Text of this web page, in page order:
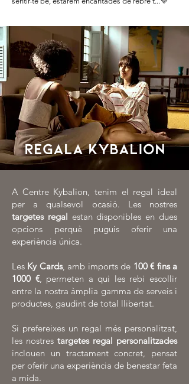
regala kybalion
A Centre Kybalion, tenim el regal ideal
per a qualsevol ocasió. Les nostres
targetes regal estan disponibles en dues
opcions perquè puguis oferir una
experiència única.
Les Ky Cards, amb imports de 100 € fins a
1000 €, permeten a qui les rebi escollir
entre la nostra àmplia gamma de serveis i
productes, gaudint de total llibertat.
Si prefereixes un regal més personalitzat,
les nostres targetes regal personalitzades
inclouen un tractament concret, pensat
per oferir una experiència de benestar feta
a mida.